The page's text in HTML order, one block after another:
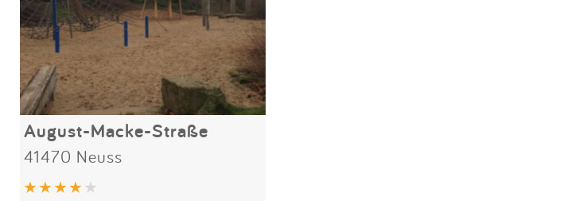
August-Macke-Straße
41470 Neuss